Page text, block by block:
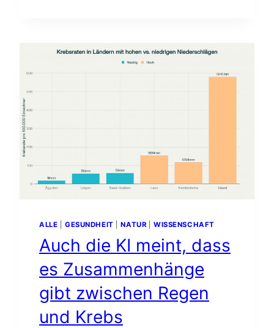
LAUT
BESEITIGT
WERDEN
MIT
AUCH
RUTE
PENDEL
ALLE GESUNDHEIT |NATUR WISSENSCHAFT
Auch die KI meint, dass
es Zusammenhänge
gibt zwischen Regen
und Krebs